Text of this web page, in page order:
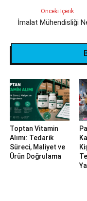
Önceki İçerik
İmalat Mühendisliği
Toptan Vitamin
Alımı: Tedarik
Süreci, Maliyet ve
Ürün Doğrulama